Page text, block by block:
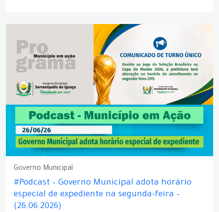
Governo Municipal
#Podcast – Governo Municipal adota horário
especial de expediente na segunda-feira –
(26.06.2026)